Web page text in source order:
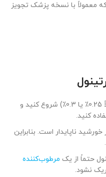
که معمولاً با نسخه پزشک تجویز
شروع تدریجی: با درصد پایین (مثلاً 0.25٪ یا 0.3٪) شروع کنید و
ناپایدار است. بنابراین
حتماً از یک مرطوب‌کننده
نشود.